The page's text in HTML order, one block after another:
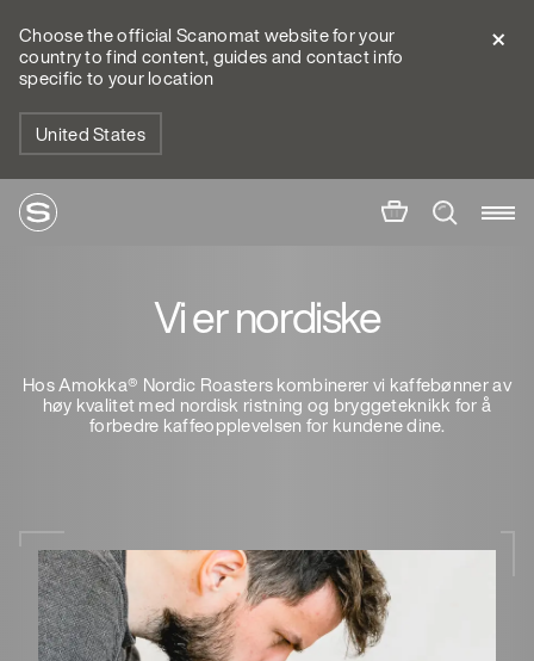
Choose the official Scanomat website for your
country to find content, guides and contact info
specific to your location
United States
Vi er nordiske
Hos Amokka® Nordic Roasters kombinerer vi kaffebønner av
høy kvalitet med nordisk ristning og bryggeteknikk for å
forbedre kaffeopplevelsen for kundene dine.